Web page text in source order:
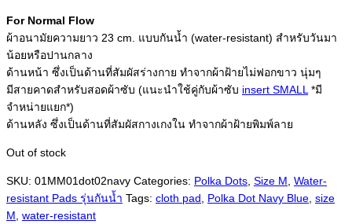
For Normal Flow
ผ้าอนามัยความยาว 23 cm. แบบกันน้ำ (water-resistant) สำหรับวันมา
น้อยหรือปานกลาง
ด้านหน้า ซึ่งเป็นด้านที่สัมผัสร่างกาย ทำจากผ้าฝ้ายไม่ฟอกขาว นุ่มๆ
มีสายคาดสำหรับสอดผ้าซับ (แนะนำใช้คู่กับผ้าซับ insert SMALL*มี
จำหน่ายแยก*)
ด้านหลัง ซึ่งเป็นด้านที่สัมผัสกางเกงใน ทำจากผ้าฝ้ายพิมพ์ลาย
Out of stock
SKU: 01MM01dot02navy Categories: Polka Dots, Size M, Water-
resistant Pads รุ่นกันน้ำ Tags: cloth pad, Polka Dot Navy Blue, size
M, water-resistant